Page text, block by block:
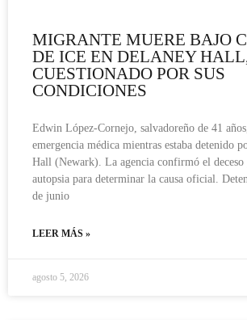
MIGRANTE MUERE BAJO
DE ICE EN DELANEY
CUESTIONADO POR SUS
CONDICIONES
Edwin López-Cornejo, salvadoreño de 41
emergencia médica mientras estaba detenido
Hall (Newark). La agencia confirmó el deceso
autopsia para determinar la causa oficial.
de junio
LEER MÁS »
agosto 5, 2026